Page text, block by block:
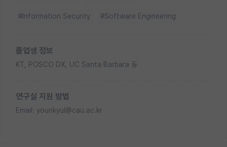
#Information Security #Software Engineering
졸업생 정보
KT, POSCO DX, UC Santa Barbara 등
연구실 지원 방법
Email: younkyul@cau.ac.kr